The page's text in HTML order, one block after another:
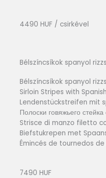
4490 HUF / csirkével
Bélszíncsíkok spanyol
Bélszíncsíkok spanyol
Sirloin Stripes with
Lendenstückstreifen mit
Полоски говяжьего
Strisce di manzo filetto
Biefstukrepen met
Émincés de tournedos
7490 HUF